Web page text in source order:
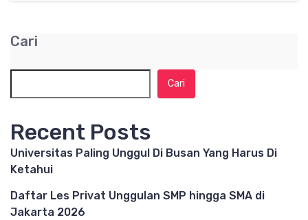
Cari
Cari
Recent Posts
Universitas Paling Unggul Di Busan Yang Harus Di
Ketahui
Daftar Les Privat Unggulan SMP hingga SMA di
Jakarta 2026